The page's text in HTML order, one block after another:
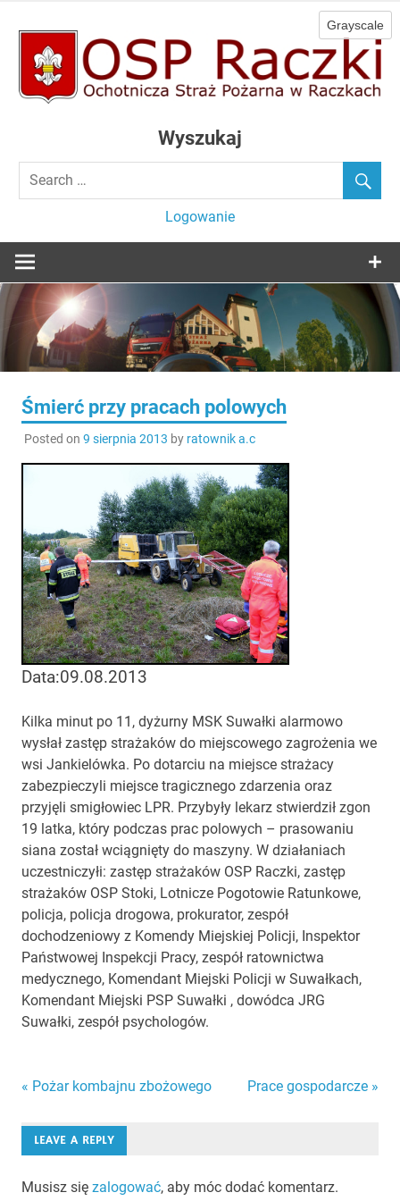
content
OSP Raczki
Wyszukaj
Logowanie
Śmierć przy pracach polowych
Posted on 9 sierpnia 2013 by ratownik a.c
Data:09.08.2013
Kilka minut po 11, dyżurny MSK Suwałki alarmowo
wysłał zastęp strażaków do miejscowego zagrożenia we
wsi Jankielówka. Po dotarciu na miejsce strażacy
zabezpieczyli miejsce tragicznego zdarzenia oraz
przyjęli smigłowiec LPR. Przybyły lekarz stwierdził zgon
19 latka, który podczas prac polowych – prasowaniu
siana został wciągnięty do maszyny. W działaniach
uczestniczyłi: zastęp strażaków OSP Raczki, zastęp
strażaków OSP Stoki, Lotnicze Pogotowie Ratunkowe,
policja, policja drogowa, prokurator, zespół
dochodzeniowy z Komendy Miejskiej Policji, Inspektor
Państwowej Inspekcji Pracy, zespół ratownictwa
medycznego, Komendant Miejski Policji w Suwałkach,
Komendant Miejski PSP Suwałki , dowódca JRG
Suwałki, zespół psychologów.
Nawigacja
wpisu
« Pożar kombajnu zbożowego Prace gospodarcze »
LEAVE A REPLY
Musisz się zalogować, aby móc dodać komentarz.